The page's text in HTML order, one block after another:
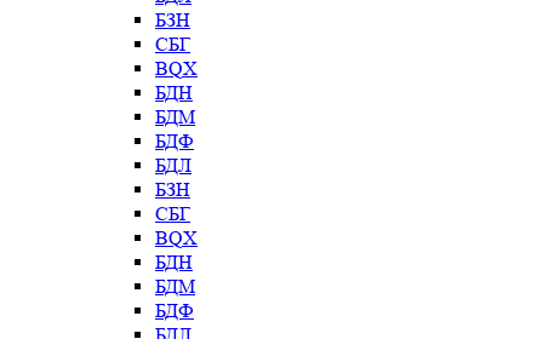
БЗН
СБГ
BQX
БДН
БДМ
БДФ
БДЛ
БЗН
СБГ
BQX
БДН
БДМ
БДФ